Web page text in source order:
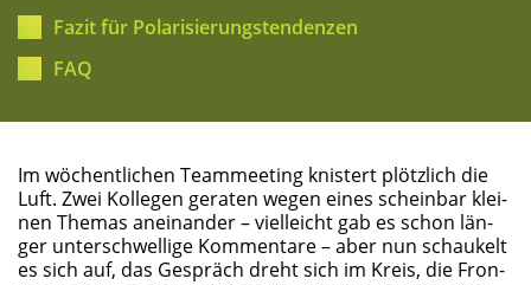
Fazit für Polarisierungstendenzen
FAQ
Im wöchent­li­chen Team­mee­ting knis­tert plötz­lich die
Luft. Zwei Kol­le­gen gera­ten wegen eines schein­bar klei­
nen The­mas anein­an­der – viel­leicht gab es schon län­
ger unter­schwel­li­ge Kom­men­ta­re – aber nun schau­kelt
es sich auf, das Gespräch dreht sich im Kreis, die Fron­